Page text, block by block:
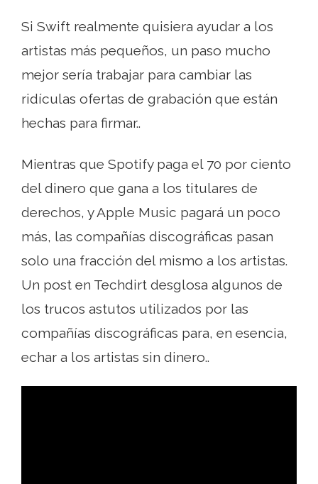
Si Swift realmente quisiera ayudar a los
artistas más pequeños, un paso mucho
mejor sería trabajar para cambiar las
ridículas ofertas de grabación que están
hechas para firmar..
Mientras que Spotify paga el 70 por ciento
del dinero que gana a los titulares de
derechos, y Apple Music pagará un poco
más, las compañías discográficas pasan
solo una fracción del mismo a los artistas.
Un post en Techdirt desglosa algunos de
los trucos astutos utilizados por las
compañías discográficas para, en esencia,
echar a los artistas sin dinero..